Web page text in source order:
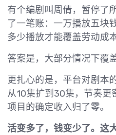
有个编剧叫周倩，暂停了
了一笔账：一万播放五块
多少播放才能覆盖劳动成本
答案是，大部分情况下覆
更扎心的是，平台对剧本
从10集扩到30集，节奏更
项目的确定收入归了零。
活变多了，钱变少了。这